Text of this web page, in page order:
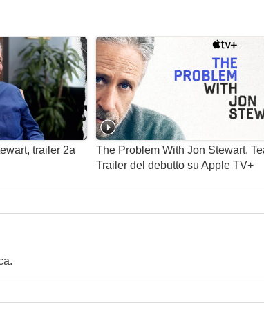
trailer 2a
The Problem With Jon Stewart,
Trailer del debutto su Apple TV+